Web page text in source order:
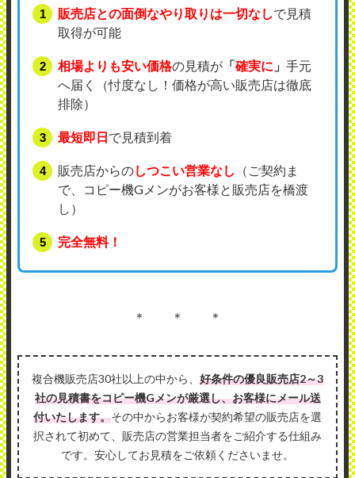
販売店との面倒なやり取りは一切なしで見積
取得が可能
相場よりも安い価格の見積が 「確実に 」 手元
へ届く（忖度なし！価格が高い販売店は徹底
排除）
最短即日で見積到着
販売店からのしつこい営業なし
（ご契約ま
で、コピー機Gメンがお客様と販売店を橋渡
し）
完全無料！
＊ ＊ ＊
複合機販売店30社以上の中から、 好条件の優良販売店2～3
社の見積書をコピー機Gメンが厳選し、お客様にメール送
付いたします。その中からお客様が契約希望の販売店を選
択されて初めて、販売店の営業担当者をご紹介する仕組み
です。安心してお見積をご依頼くださいませ。